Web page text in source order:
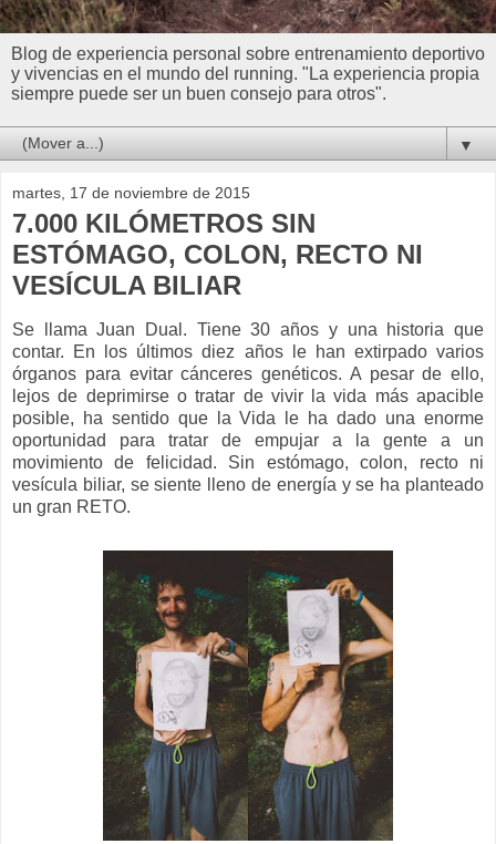
Blog de experiencia personal sobre entrenamiento deportivo
y vivencias en el mundo del running. "La experiencia propia
siempre puede ser un buen consejo para otros".
▼
martes, 17 de noviembre de 2015
7.000 KILÓMETROS SIN
ESTÓMAGO, COLON, RECTO NI
VESÍCULA BILIAR
Se llama Juan Dual. Tiene 30 años y una historia que
contar. En los últimos diez años le han extirpado varios
órganos para evitar cánceres genéticos. A pesar de ello,
lejos de deprimirse o tratar de vivir la vida más apacible
posible, ha sentido que la Vida le ha dado una enorme
oportunidad para tratar de empujar a la gente a un
movimiento de felicidad. Sin estómago, colon, recto ni
vesícula biliar, se siente lleno de energía y se ha planteado
un gran RETO.